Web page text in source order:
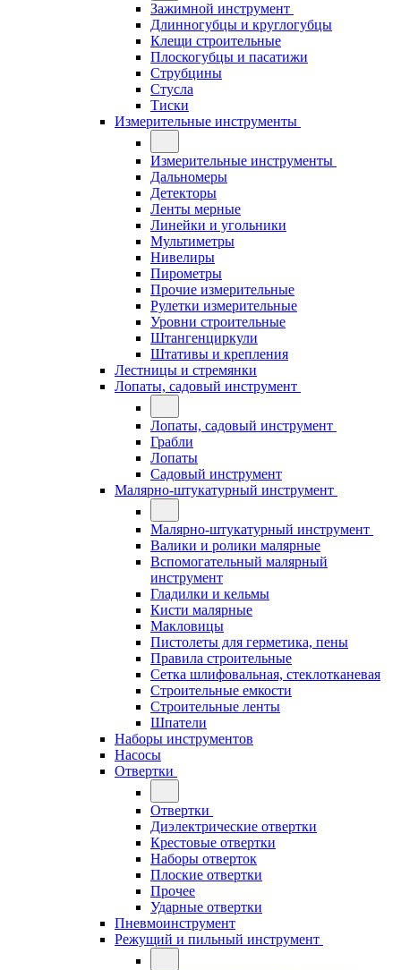
Зажимной инструмент
Длинногубцы и круглогубцы
Клещи строительные
Плоскогубцы и пасатижи
Струбцины
Стусла
Тиски
Измерительные инструменты
Измерительные инструменты
Дальномеры
Детекторы
Ленты мерные
Линейки и угольники
Мультиметры
Нивелиры
Пирометры
Прочие измерительные
Рулетки измерительные
Уровни строительные
Штангенциркули
Штативы и крепления
Лестницы и стремянки
Лопаты, садовый инструмент
Лопаты, садовый инструмент
Грабли
Лопаты
Садовый инструмент
Малярно-штукатурный инструмент
Малярно-штукатурный инструмент
Валики и ролики малярные
Вспомогательный малярный
инструмент
Гладилки и кельмы
Кисти малярные
Макловицы
Пистолеты для герметика, пены
Правила строительные
Сетка шлифовальная, стеклотканевая
Строительные емкости
Строительные ленты
Шпатели
Наборы инструментов
Насосы
Отвертки
Отвертки
Диэлектрические отвертки
Крестовые отвертки
Наборы отверток
Плоские отвертки
Прочее
Ударные отвертки
Пневмоинструмент
Режущий и пильный инструмент